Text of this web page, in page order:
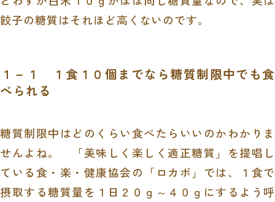
餃子の糖質はそれほど高くないのです。
１－１ １ 食 １０ 個までなら糖質制限中でも食
べられる
糖質制限中はどのくらい食べたらいいのかわかりま
せんよね。 「美味しく楽しく適正糖質」を提唱し
ている食・楽・健康協会の「ロカボ」では、１食で
摂取する糖質量を１日２０ｇ～４０ｇにするよう呼